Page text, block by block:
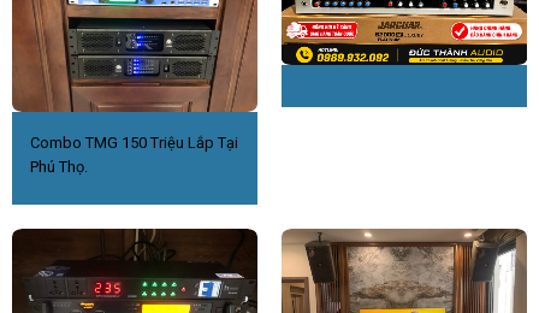
Combo TMG 150 Triệu Lắp Tại
Phú Thọ.